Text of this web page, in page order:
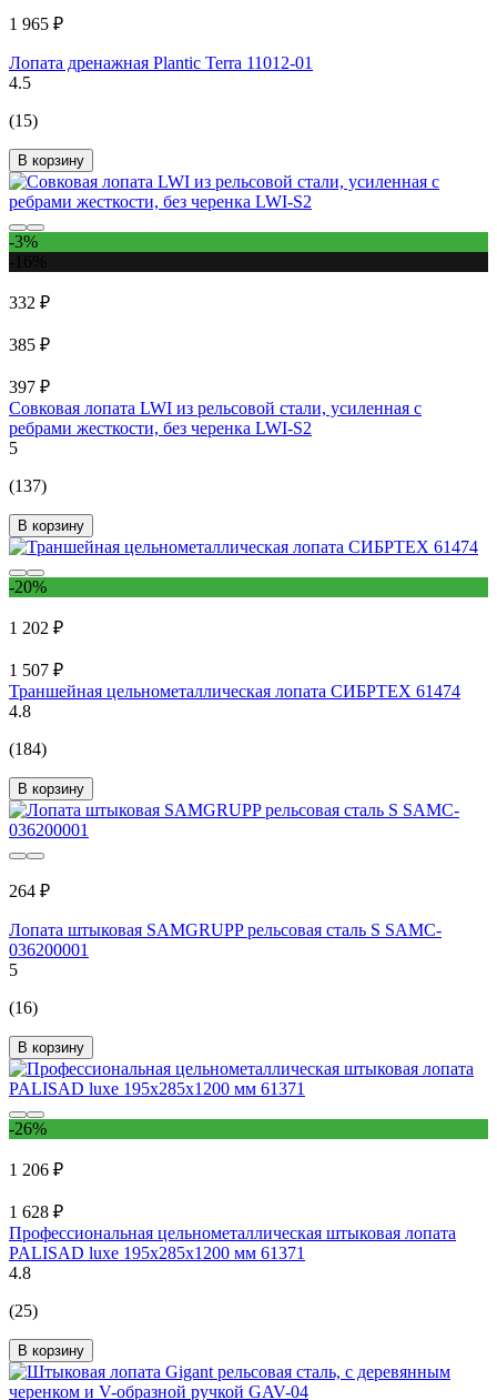
1 965 ₽
Лопата дренажная Plantic Terra 11012-01
4.5
(15)
В корзину
-3%
332 ₽
385 ₽
397 ₽
Совковая лопата LWI из рельсовой стали, усиленная с
ребрами жесткости, без черенка LWI-S2
5
(137)
В корзину
-20%
1 202 ₽
1 507 ₽
Траншейная цельнометаллическая лопата СИБРТЕХ 61474
4.8
(184)
В корзину
264 ₽
Лопата штыковая SAMGRUPP рельсовая сталь S SAMC-
036200001
5
(16)
В корзину
-26%
1 206 ₽
1 628 ₽
Профессиональная цельнометаллическая штыковая лопата
PALISAD luxe 195x285x1200 мм 61371
4.8
(25)
В корзину